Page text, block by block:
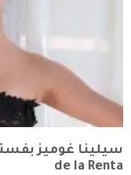
de la Renta